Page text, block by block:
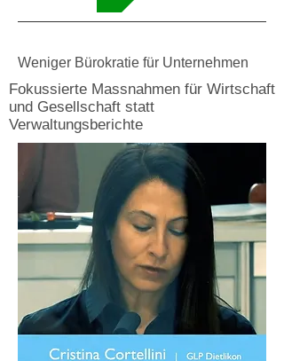
Weniger Bürokratie für Unternehmen
Fokussierte Massnahmen für Wirtschaft
und Gesellschaft statt
Verwaltungsberichte